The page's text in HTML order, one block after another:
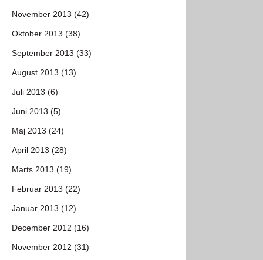
November 2013 (42)
Oktober 2013 (38)
September 2013 (33)
August 2013 (13)
Juli 2013 (6)
Juni 2013 (5)
Maj 2013 (24)
April 2013 (28)
Marts 2013 (19)
Februar 2013 (22)
Januar 2013 (12)
December 2012 (16)
November 2012 (31)